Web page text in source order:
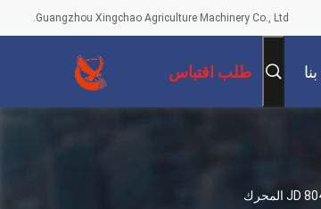
Guangzhou Xingchao Agriculture Machinery Co., Ltd.
طلب اقتباس